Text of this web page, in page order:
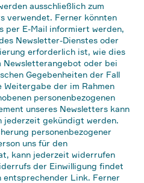
ausschließlich zum
verwendet. Ferner könnten
per E-Mail informiert werden,
Newsletter-Dienstes oder
erforderlich ist, wie dies
Newsletterangebot oder bei
Gegebenheiten der Fall
der im Rahmen
personenbezogenen
unseres Newsletters kann
jederzeit gekündigt werden.
personenbezogener
uns für den
kann jederzeit widerrufen
der Einwilligung findet
entsprechender Link. Ferner